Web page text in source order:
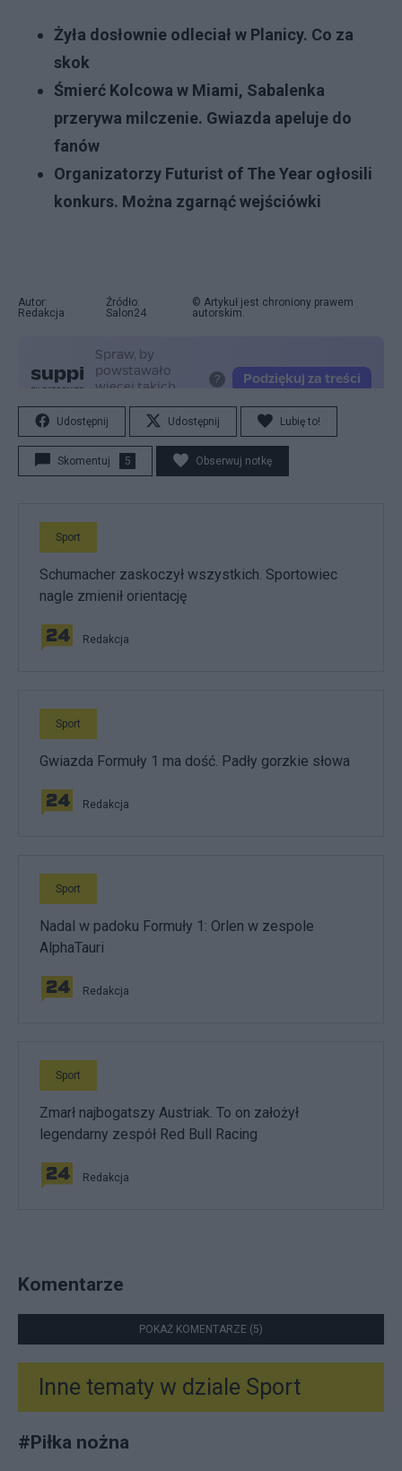
Żyła dosłownie odleciał w Planicy. Co za
skok
Śmierć Kolcowa w Miami, Sabalenka
przerywa milczenie. Gwiazda apeluje do
fanów
Organizatorzy Futurist of The Year ogłosili
konkurs. Można zgarnąć wejściówki
Autor:
Redakcja
Źródło:
Salon24
© Artykuł jest chroniony prawem
autorskim.
Udostępnij Udostępnij Lubię to!
Skomentuj 5 Obserwuj notkę
Sport
Schumacher zaskoczył wszystkich. Sportowiec
nagle zmienił orientację
Redakcja
Sport
Gwiazda Formuły 1 ma dość. Padły gorzkie słowa
Redakcja
Sport
Nadal w padoku Formuły 1: Orlen w zespole
AlphaTauri
Redakcja
Sport
Zmarł najbogatszy Austriak. To on założył
legendarny zespół Red Bull Racing
Redakcja
Komentarze
POKAŻ KOMENTARZE (5)
Inne tematy w dziale Sport
#Piłka nożna